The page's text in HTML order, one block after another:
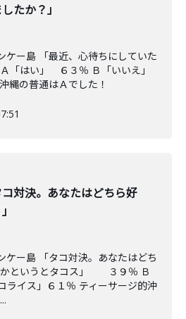
たか？」
ケー島 「最近、心待ちにしていた
「はい」 ６３％ Ｂ「いいえ」
縄の普通はＡでした！
コ対決。あなたはどちら好
ケー島 「タコ対決。あなたはどち
かというとタコス」 ３９％ Ｂ
ライス」６１％ ティーサージ的沖